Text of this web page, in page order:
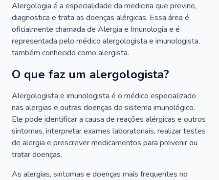
Alergologia é a especialidade da medicina que previne,
diagnostica e trata as doenças alérgicas. Essa área é
oficialmente chamada de Alergia e Imunologia e é
representada pelo médico alergologista e imunologista,
também conhecido como alergista.
O que faz um alergologista?
Alergologista e imunologista é o médico especializado
nas alergias e outras doenças do sistema imunológico.
Ele pode identificar a causa de reações alérgicas e outros
sintomas, interpretar exames laboratoriais, realizar testes
de alergia e prescrever medicamentos para prevenir ou
tratar doenças.
As alergias, sintomas e doenças mais frequentes no